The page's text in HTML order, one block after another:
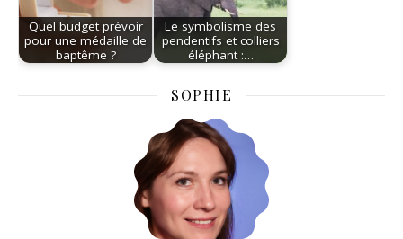
Quel budget prévoir
pour une médaille de
baptême ?
Le symbolisme des
pendentifs et colliers
éléphant :…
SOPHIE